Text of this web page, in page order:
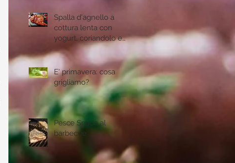
Spalla d'agnello a
cottura lenta con
yogurt, coriandolo e
semi di melogtano
E' primavera: cosa
grigliamo?
Pesce Spada al
barbecue